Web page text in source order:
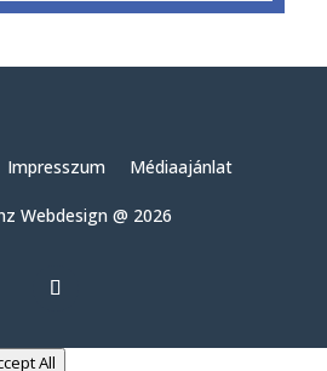
Impresszum Médiaajánlat
Webdesign @ 2026
All